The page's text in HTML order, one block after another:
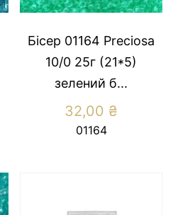
Бісер 01164 Preсiosa
10/0 25г (21*5)
зелений б...
32,00 ₴
01164